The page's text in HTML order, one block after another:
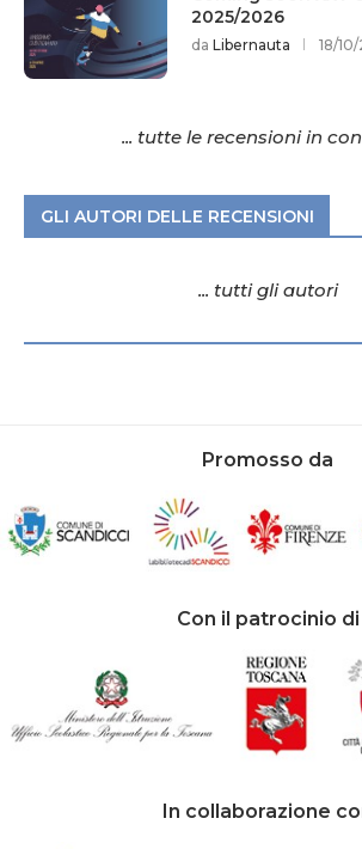
2025/2026
da Libernauta 18/
... tutte le recensioni in
GLI AUTORI DELLE RECENSIONI
... tutti gli autori
Promosso da
Con il patrocinio di
In collaborazione